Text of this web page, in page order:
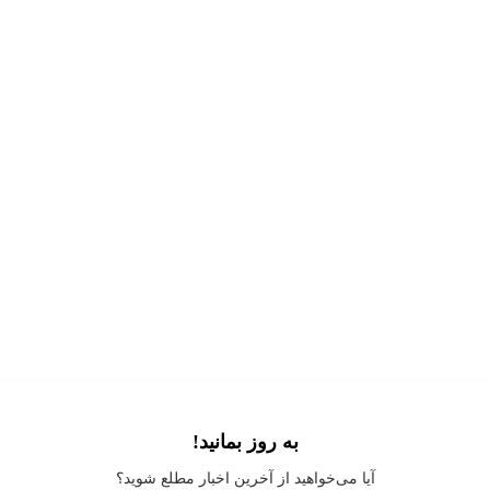
Application error: a client
-side exception has occurred while loading
به روز بمانید!
آیا می‌خواهید از آخرین اخبار مطلع شوید؟